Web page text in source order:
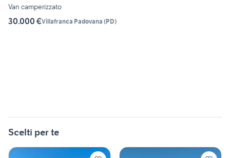
Van camperizzato
30.000 €Villafranca Padovana (PD)
Scelti per te